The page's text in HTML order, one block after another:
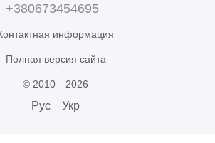
+380673454695
информация
Полная версия сайта
© 2010—2026
Рус Укр